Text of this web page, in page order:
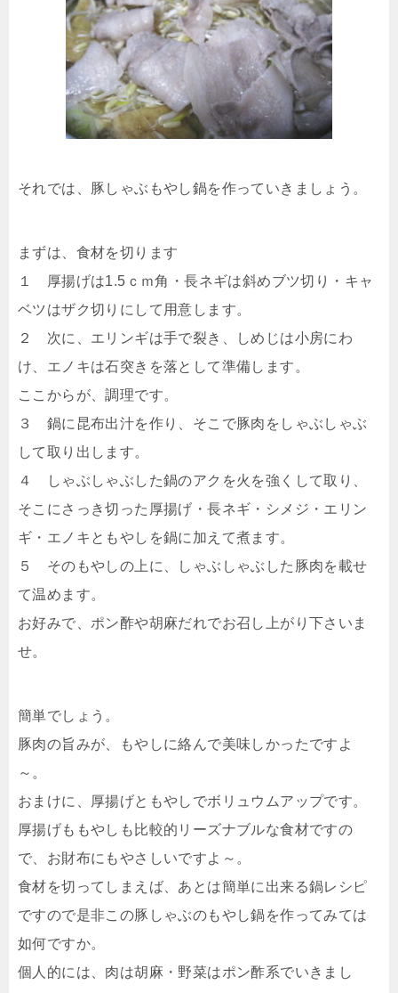
それでは、豚しゃぶもやし鍋を作っていきましょう。
まずは、食材を切ります
１ 厚揚げは1.5ｃｍ角・長ネギは斜めブツ切り・キャ
ベツはザク切りにして用意します。
２ 次に、エリンギは手で裂き、しめじは小房にわ
け、エノキは石突きを落として準備します。
ここからが、調理です。
３ 鍋に昆布出汁を作り、そこで豚肉をしゃぶしゃぶ
して取り出します。
４ しゃぶしゃぶした鍋のアクを火を強くして取り、
そこにさっき切った厚揚げ・長ネギ・シメジ・エリン
ギ・エノキともやしを鍋に加えて煮ます。
５ そのもやしの上に、しゃぶしゃぶした豚肉を載せ
て温めます。
お好みで、ポン酢や胡麻だれでお召し上がり下さいま
せ。
簡単でしょう。
豚肉の旨みが、もやしに絡んで美味しかったですよ
～。
おまけに、厚揚げともやしでボリュウムアップです。
厚揚げももやしも比較的リーズナブルな食材ですの
で、お財布にもやさしいですよ～。
食材を切ってしまえば、あとは簡単に出来る鍋レシピ
ですので是非この豚しゃぶのもやし鍋を作ってみては
如何ですか。
個人的には、肉は胡麻・野菜はポン酢系でいきまし